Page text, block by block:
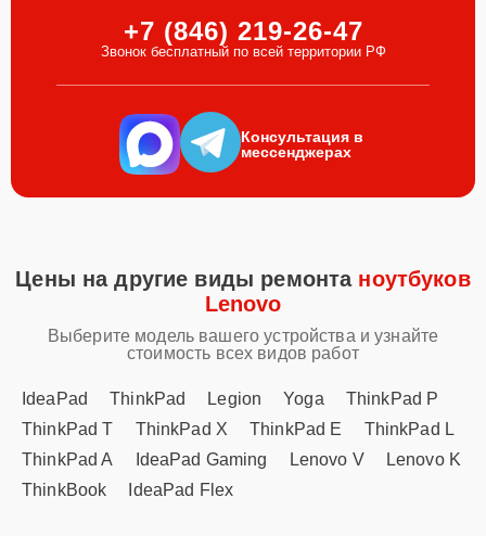
+7 (846) 219-26-47
Звонок бесплатный по всей территории РФ
Консультация в
мессенджерах
Цены на другие виды ремонта ноутбуков
Lenovo
Выберите модель вашего устройства и узнайте
стоимость всех видов работ
IdeaPad ThinkPad Legion Yoga
ThinkPad P
ThinkPad T
ThinkPad X ThinkPad E
ThinkPad L
ThinkPad A
IdeaPad Gaming Lenovo V
Lenovo K
ThinkBook
IdeaPad Flex